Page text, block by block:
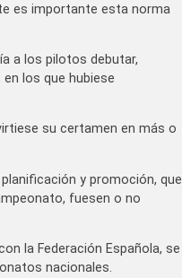
es importante esta norma
a los pilotos debutar,
los que hubiese
su certamen en más o
y promoción, que
fuesen o no
la Federación Española, se
nacionales.